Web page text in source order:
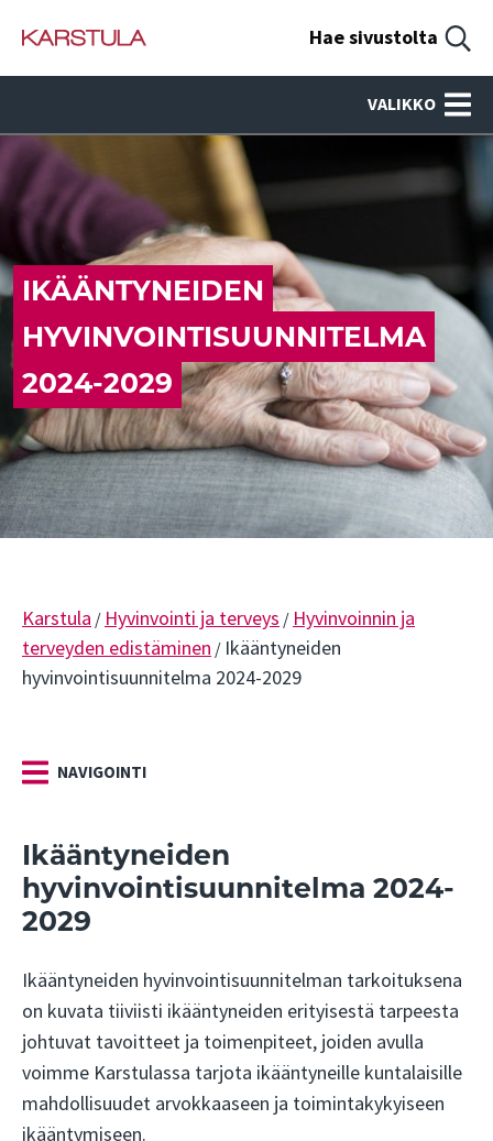
Hae sivustolta
VALIKKO
IKÄÄNTYNEIDEN
HYVINVOINTISUUNNITELMA
2024-2029
Karstula / Hyvinvointi ja terveys / Hyvinvoinnin ja
terveyden edistäminen / Ikääntyneiden
hyvinvointisuunnitelma 2024-2029
NAVIGOINTI
Ikääntyneiden
hyvinvointisuunnitelma 2024-
2029
Ikääntyneiden hyvinvointisuunnitelman tarkoituksena
on kuvata tiiviisti ikääntyneiden erityisestä tarpeesta
johtuvat tavoitteet ja toimenpiteet, joiden avulla
voimme Karstulassa tarjota ikääntyneille kuntalaisille
mahdollisuudet arvokkaaseen ja toimintakykyiseen
ikääntymiseen.